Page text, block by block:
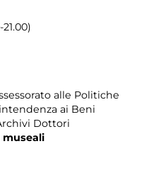
alle Politiche
ai Beni
Dottori
museali